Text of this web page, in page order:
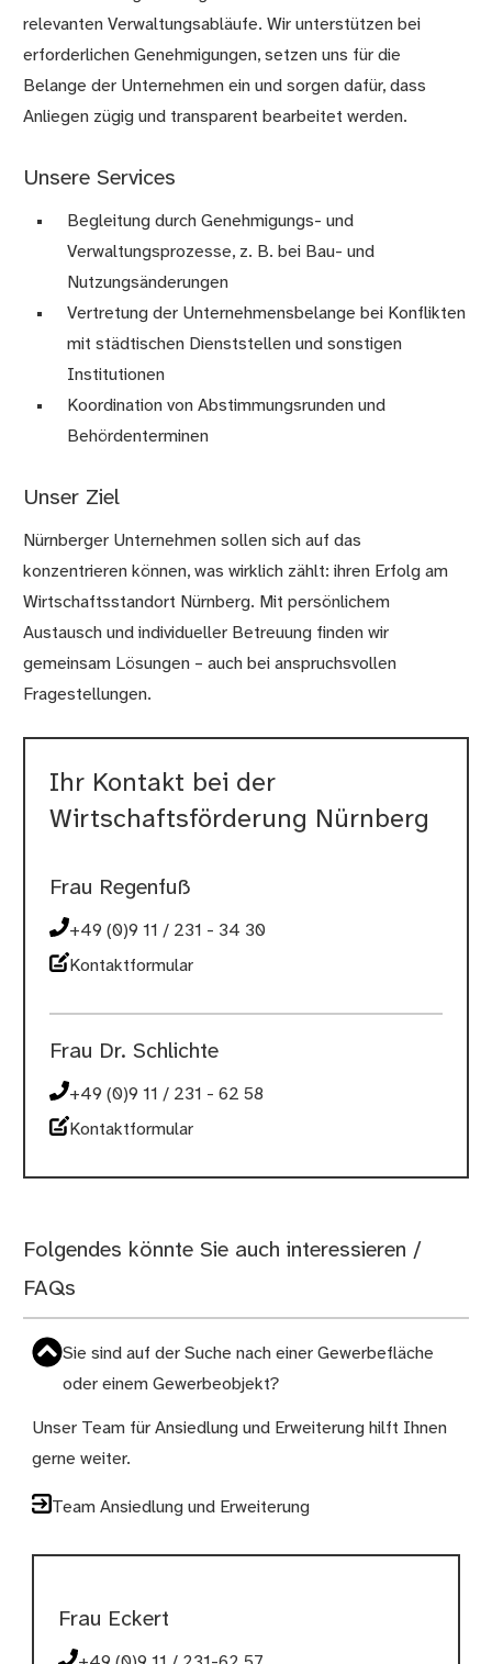
relevanten Verwaltungsabläufe. Wir unterstützen bei
erforderlichen Genehmigungen, setzen uns für die
Belange der Unternehmen ein und sorgen dafür, dass
Anliegen zügig und transparent bearbeitet werden.
Unsere Services
Begleitung durch Genehmigungs- und
Verwaltungsprozesse, z. B. bei Bau- und
Nutzungsänderungen
Vertretung der Unternehmensbelange bei Konflikten
mit städtischen Dienststellen und sonstigen
Institutionen
Koordination von Abstimmungsrunden und
Behördenterminen
Unser Ziel
Nürnberger Unternehmen sollen sich auf das
konzentrieren können, was wirklich zählt: ihren Erfolg am
Wirtschaftsstandort Nürnberg. Mit persönlichem
Austausch und individueller Betreuung finden wir
gemeinsam Lösungen – auch bei anspruchsvollen
Fragestellungen.
Ihr Kontakt bei der
Wirtschaftsförderung Nürnberg
Frau Regenfuß
+49 (0)9 11 / 231 - 34 30
Kontaktformular
Frau Dr. Schlichte
+49 (0)9 11 / 231 - 62 58
Kontaktformular
Folgendes könnte Sie auch interessieren /
FAQs
Sie sind auf der Suche nach einer Gewerbefläche
oder einem Gewerbeobjekt?
Unser Team für Ansiedlung und Erweiterung hilft Ihnen
gerne weiter.
Team Ansiedlung und Erweiterung
Frau Eckert